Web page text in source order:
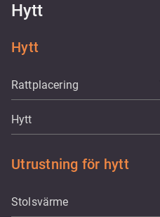
Hytt
Hytt
Rattplacering
Hytt
Utrustning för hytt
Stolsvärme